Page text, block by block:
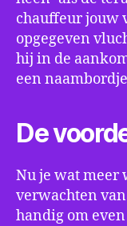
chauffeur jouw
opgegeven
hij in de
een
De
Nu je wat meer
verwachten
handig om